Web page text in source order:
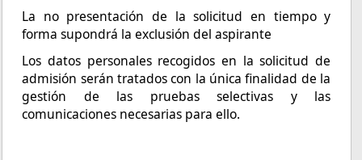
La no presentación de la solicitud en tiempo y
forma supondrá la exclusión del aspirante
Los datos personales recogidos en la solicitud de
admisión serán tratados con la única finalidad de la
gestión de las pruebas selectivas y las
comunicaciones necesarias para ello.